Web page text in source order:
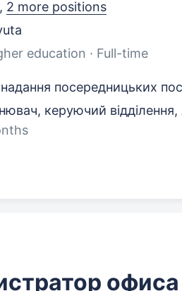
2 more positions
education · Full-time
посередницьких
керуючий відділення,
офиса